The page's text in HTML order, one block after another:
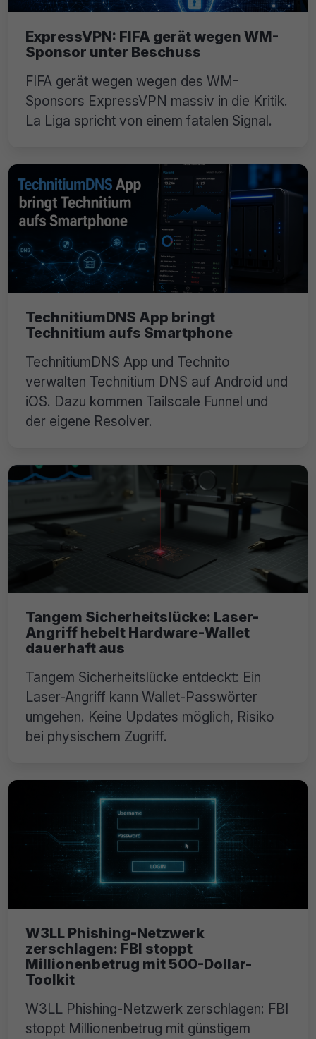
ExpressVPN: FIFA gerät wegen WM-
Sponsor unter Beschuss
FIFA gerät wegen wegen des WM-
Sponsors ExpressVPN massiv in die Kritik.
La Liga spricht von einem fatalen Signal.
TechnitiumDNS App bringt
Technitium aufs Smartphone
TechnitiumDNS App und Technito
verwalten Technitium DNS auf Android und
iOS. Dazu kommen Tailscale Funnel und
der eigene Resolver.
Tangem Sicherheitslücke: Laser-
Angriff hebelt Hardware-Wallet
dauerhaft aus
Tangem Sicherheitslücke entdeckt: Ein
Laser-Angriff kann Wallet-Passwörter
umgehen. Keine Updates möglich, Risiko
bei physischem Zugriff.
W3LL Phishing-Netzwerk
zerschlagen: FBI stoppt
Millionenbetrug mit 500-Dollar-
Toolkit
W3LL Phishing-Netzwerk zerschlagen: FBI
stoppt Millionenbetrug mit günstigem